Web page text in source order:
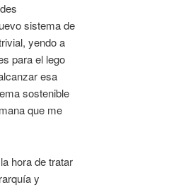
sistema de
yendo a
para el lego
esa
sostenible
que me
hora de tratar
y